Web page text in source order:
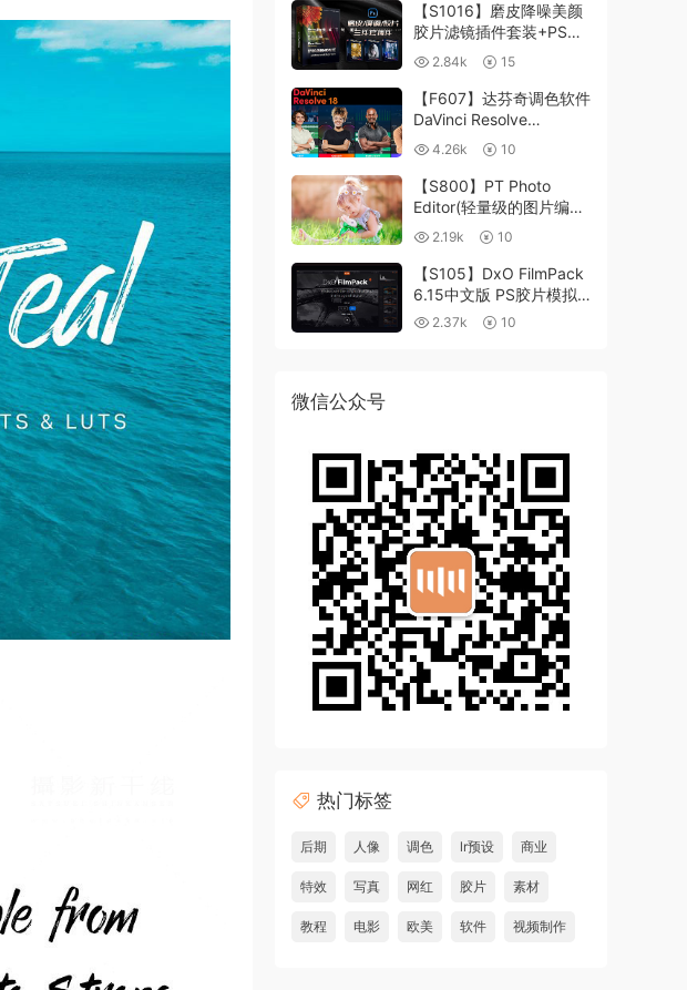
【S1016】磨皮降噪美颜
胶片滤镜插件套装+PS动
作 Imagenomic
Professional Plugin Suite
v2027 Win汉化中文版
2.84k 15
【F607】达芬奇调色软件
DaVinci Resolve
Studio18.6Win、Mac 中
文/英文
4.26k 10
【S800】PT Photo
Editor(轻量级的图片编辑
工具)5.10.3汉化版 WIN
2.19k 10
【S105】DxO FilmPack
6.15中文版 PS胶片模拟
滤镜支持WIN/MAC
2.37k 10
微信公众号
热门标签
后期 人像 调色 lr预设 商业
特效 写真 网红 胶片 素材
教程 电影 欧美 软件 视频制作